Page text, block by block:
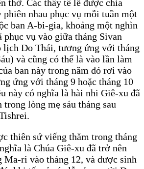
thờ. Các thầy tế lễ được chia
phiên nhau phục vụ mỗi tuần một
ban A-bi-gia, khoảng một nghìn
phục vụ vào giữa tháng Sivan
lịch Do Thái, tương ứng với tháng
và cũng có thể là vào lần làm
ban này trong năm đó rơi vào
ứng với tháng 9 hoặc tháng 10
này có nghĩa là hài nhi Giê-xu đã
trong lòng mẹ sáu tháng sau
thiên sứ viếng thăm trong tháng
là Chúa Giê-xu đã trở nên
ri vào tháng 12, và được sinh